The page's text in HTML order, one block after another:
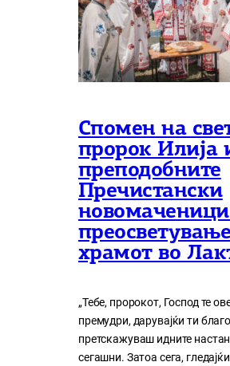
Спомен на
пророк Илија
преподобните
Пречистански
храмот во
„Тебе, пророкот, Господ те
премудри, дарувајќи ти
претскажуваш идните
сегашни. Затоа сега,